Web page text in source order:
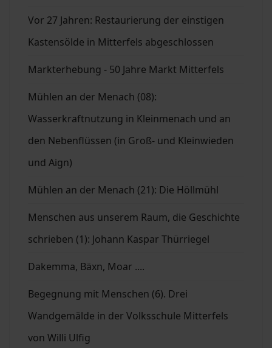
Vor 27 Jahren: Restaurierung der einstigen
Kastensölde in Mitterfels abgeschlossen
Markterhebung - 50 Jahre Markt Mitterfels
Mühlen an der Menach (08):
Wasserkraftnutzung in Kleinmenach und an
den Nebenflüssen (in Groß- und Kleinwieden
und Aign)
Mühlen an der Menach (21): Die Höllmühl
Menschen aus unserem Raum, die Geschichte
schrieben (1): Johann Kaspar Thürriegel
Dakemma, Bäxn, Moar ....
Begegnung mit Menschen (6). Drei
Wandgemälde in der Volksschule Mitterfels
von Willi Ulfig